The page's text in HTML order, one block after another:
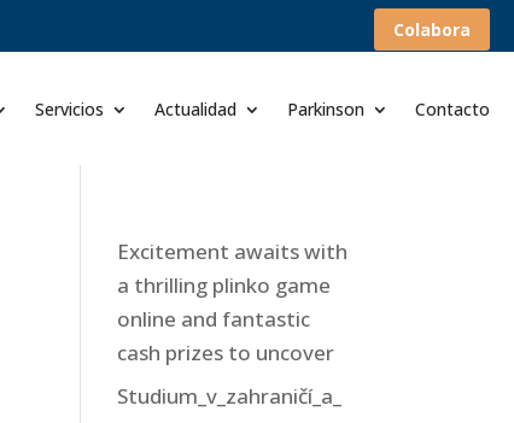
Colabora
Servicios Actualidad Parkinson Contacto
Excitement awaits with
a thrilling plinko game
online and fantastic
cash prizes to uncover
Studium_v_zahraničí_a_